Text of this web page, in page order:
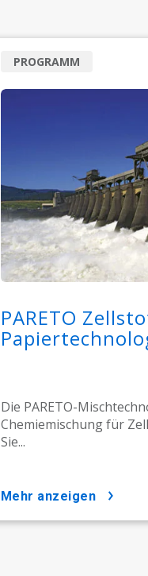
PARETO
Die PARETO-
Chemiemischung für
Sie...
PROGRAMM
mehr anzeigen